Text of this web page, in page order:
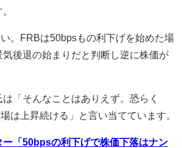
い。FRBは50bpsもの利下げを始めた場
後退の始まりだと判断し逆に株価が
「そんなことはありえず。恐らく
は上昇続ける」と言い当てています。
ー「50bpsの利下げで株価下落はナン